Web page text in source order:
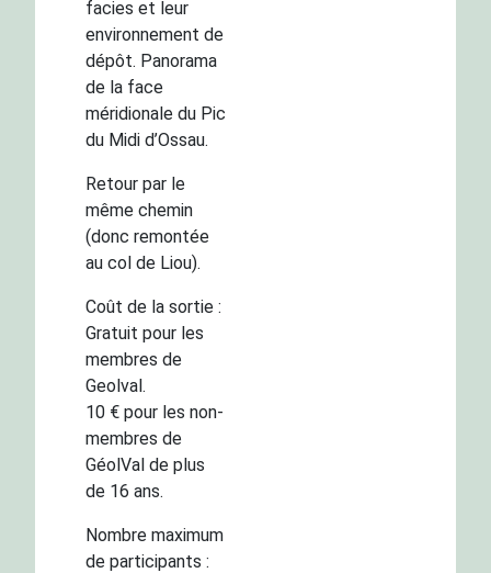
facies et leur
environnement de
dépôt. Panorama
de la face
méridionale du Pic
du Midi d’Ossau.
Retour par le
même chemin
(donc remontée
au col de Liou).
Coût de la sortie :
Gratuit pour les
membres de
Geolval.
10 € pour les non-
membres de
GéolVal de plus
de 16 ans.
Nombre maximum
de participants :